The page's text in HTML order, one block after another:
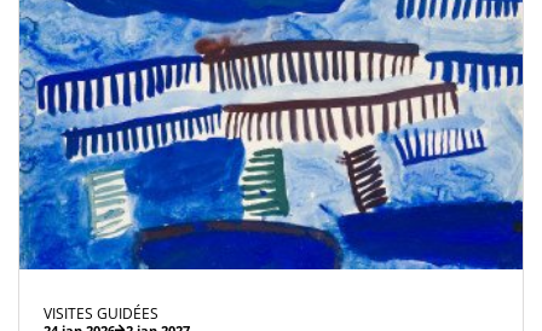
VISITES GUIDÉES